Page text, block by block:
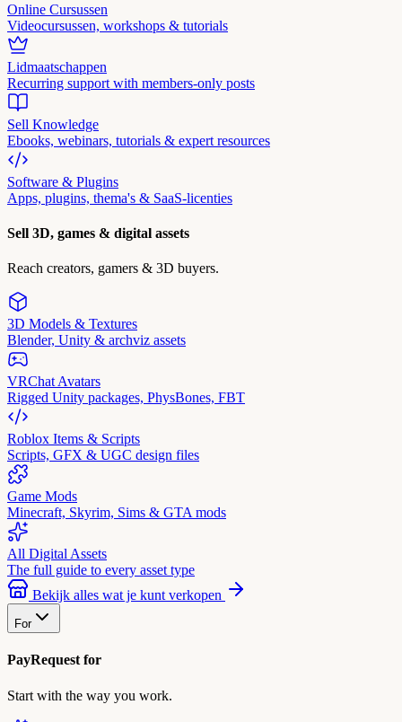
Online Cursussen
Videocursussen, workshops & tutorials
Lidmaatschappen
Recurring support with members-only posts
Sell Knowledge
Ebooks, webinars, tutorials & expert resources
Software & Plugins
Apps, plugins, thema's & SaaS-licenties
Sell 3D, games & digital assets
Reach creators, gamers & 3D buyers.
3D Models & Textures
Blender, Unity & archviz assets
VRChat Avatars
Rigged Unity packages, PhysBones, FBT
Roblox Items & Scripts
Scripts, GFX & UGC design files
Game Mods
Minecraft, Skyrim, Sims & GTA mods
All Digital Assets
The full guide to every asset type
Bekijk alles wat je kunt verkopen
For
PayRequest for
Start with the way you work.